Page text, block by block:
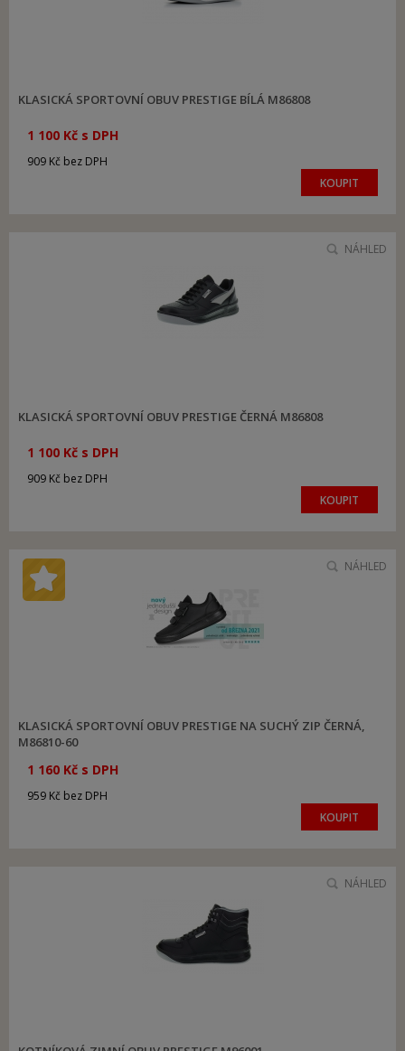
KLASICKÁ SPORTOVNÍ OBUV PRESTIGE BÍLÁ M86808
1 100 Kč s DPH
909 Kč bez DPH
KOUPIT
KLASICKÁ SPORTOVNÍ OBUV PRESTIGE ČERNÁ M86808
1 100 Kč s DPH
909 Kč bez DPH
KOUPIT
NÁHLED
KLASICKÁ SPORTOVNÍ OBUV PRESTIGE NA SUCHÝ ZIP ČERNÁ,
M86810-60
1 160 Kč s DPH
959 Kč bez DPH
KOUPIT
NÁHLED
NÁHLED